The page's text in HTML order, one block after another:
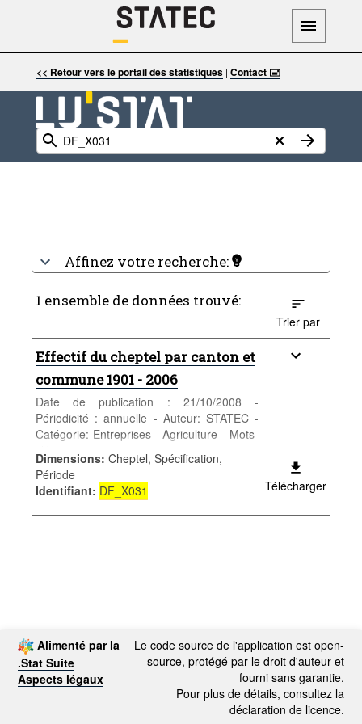
<< Retour vers le portail des statistiques| Contact 🖃
Affinez votre recherche:
1 ensemble de données trouvé:
Trier par
Effectif du cheptel par canton et
commune 1901 - 2006
Date de publication : 21/10/2008 -
Périodicité : annuelle - Auteur: STATEC -
Catégorie: Entreprises - Agriculture - Mots-
clés: agriculture
Dimensions: Cheptel, Spécification,
Période
Identifiant: DF_X031 Télécharger
Alimenté par la
.Stat Suite
Aspects légaux
Le code source de l'application est open-
source, protégé par le droit d'auteur et
fourni sans garantie.
Pour plus de détails, consultez la
déclaration de licence.